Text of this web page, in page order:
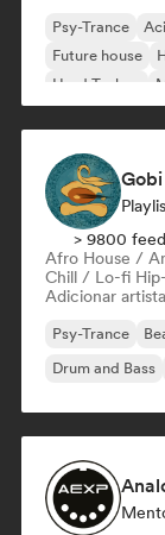
Psy-Trance
Future house
Hard Techno
> 9800
Afro House /
Chill / Lo-fi
Adicionar
Psy-Trance
Drum and Bass